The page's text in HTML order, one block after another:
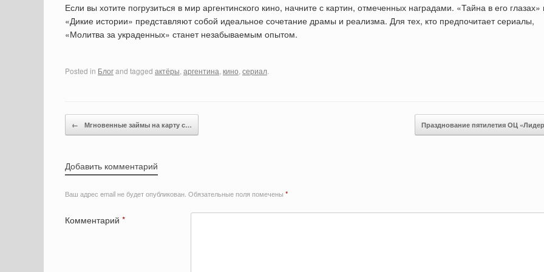
Если вы хотите погрузиться в мир аргентинского кино, начните с картин, отмеченных наградами. «Тайна в его глазах»
«Дикие истории» представляют собой идеальное сочетание драмы и реализма. Для тех, кто предпочитает сериалы,
«Молитва за украденных» станет незабываемым опытом.
Posted in Блогand tagged актёры аргентина кино сериал
Post navigation
← Мгновенные займы на карту с… Празднование пятилетия ОЦ
Добавить комментарий
Ваш адрес email не будет опубликован. Обязательные поля помечены *
Комментарий *